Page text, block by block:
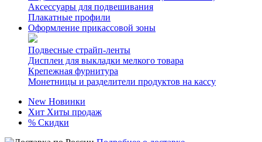
Аксессуары для подвешивания
Плакатные профили
Оформление прикассовой зоны
Подвесные страйп-ленты
Дисплеи для выкладки мелкого товара
Крепежная фурнитура
Монетницы и разделители продуктов на кассу
New Новинки
Хит Хиты продаж
% Скидки